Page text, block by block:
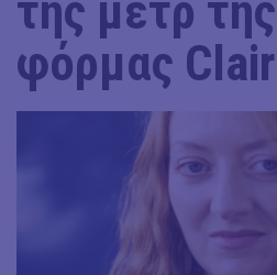
φόρμας